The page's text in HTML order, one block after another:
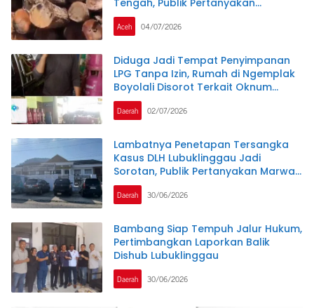
Tengah, Publik Pertanyakan
Ketegasan APH dan Satgas PKH
Aceh 04/07/2026
Diduga Jadi Tempat Penyimpanan
LPG Tanpa Izin, Rumah di Ngemplak
Boyolali Disorot Terkait Oknum
Kepolisian Jadi Backing
Daerah 02/07/2026
Lambatnya Penetapan Tersangka
Kasus DLH Lubuklinggau Jadi
Sorotan, Publik Pertanyakan Marwah
Penegakan Hukum
Daerah 30/06/2026
Bambang Siap Tempuh Jalur Hukum,
Pertimbangkan Laporkan Balik
Dishub Lubuklinggau
Daerah 30/06/2026